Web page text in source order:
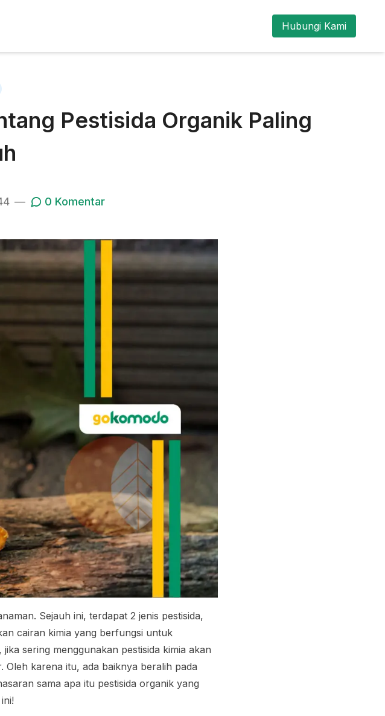
Hubungi Kami
Pestisida Organik Paling
— 0 Komentar
Sejauh ini, terdapat 2 jenis pestisida,
cairan kimia yang berfungsi untuk
sering menggunakan pestisida kimia akan
karena itu, ada baiknya beralih pada
sama apa itu pestisida organik yang